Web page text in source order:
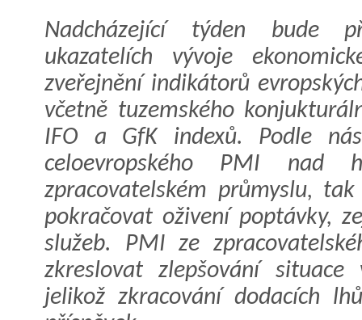
Nadcházející týden bude
ukazatelích vývoje
zveřejnění indikátorů
včetně tuzemského
IFO a GfK indexů. Podle
celoevropského PMI nad
zpracovatelském průmyslu,
pokračovat oživení poptávky,
služeb. PMI ze
zkreslovat zlepšování situace
jelikož zkracování dodacích